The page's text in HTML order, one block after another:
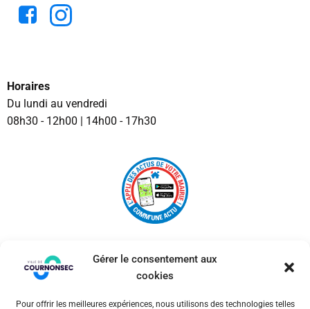
Gérer le consentement aux
cookies
Pour offrir les meilleures expériences, nous utilisons des technologies telles
Horaires
Du lundi au vendredi
08h30 - 12h00 | 14h00 - 17h30